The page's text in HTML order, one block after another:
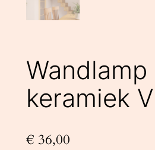
Wandlamp
keramiek
€ 36,00